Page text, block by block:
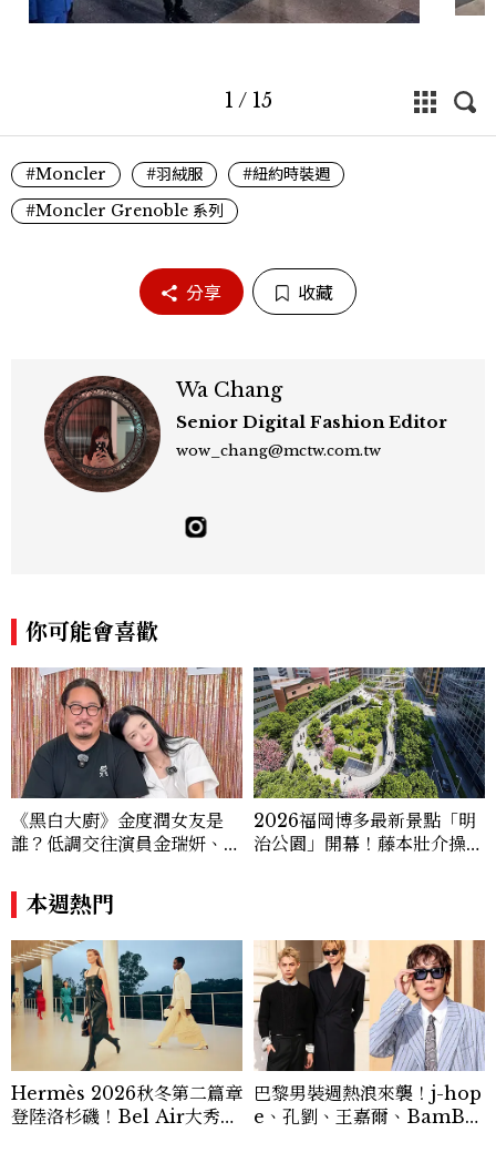
1 / 15
#Moncler #羽絨服
#紐約時裝週
#Moncler Grenoble 系列
分享 收藏
Wa Chang
Senior Digital Fashion Editor
wow_chang@mctw.com.tw
你可能會喜歡
《黑白大廚》金度潤女友是
誰？低調交往演員金瑞妍、曾
風穿搭是日常範本！
2026福岡博多最新景點「明
治公園」開幕！藤本壯介操刀
本週熱門
Hermès 2026秋冬第二篇章
登陸洛杉磯！Bel Air大秀解
巴黎男裝週熱浪來襲！j-hop
e、孔劉、王嘉爾、BamBa